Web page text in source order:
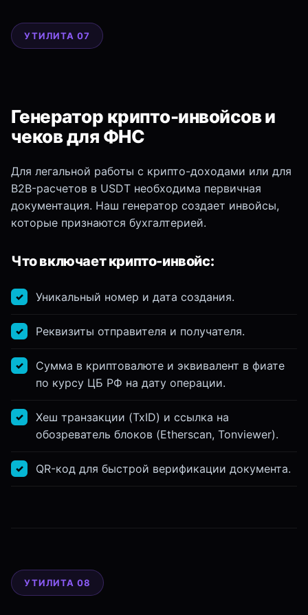
УТИЛИТА 07
Генератор крипто-инвойсов и
чеков для ФНС
Для легальной работы с крипто-доходами или для
B2B-расчетов в USDT необходима первичная
документация. Наш генератор создает инвойсы,
которые признаются бухгалтерией.
Что включает крипто-инвойс:
Уникальный номер и дата создания.
Реквизиты отправителя и получателя.
Сумма в криптовалюте и эквивалент в фиате
по курсу ЦБ РФ на дату операции.
Хеш транзакции (TxID) и ссылка на
обозреватель блоков (Etherscan, Tonviewer).
QR-код для быстрой верификации документа.
УТИЛИТА 08